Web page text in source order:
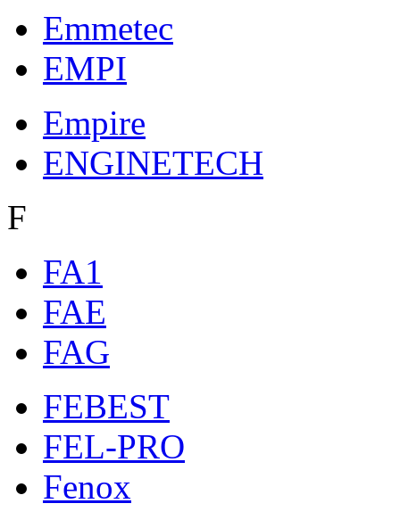
Emmetec
EMPI
Empire
ENGINETECH
F
FA1
FAE
FAG
FEBEST
FEL-PRO
Fenox